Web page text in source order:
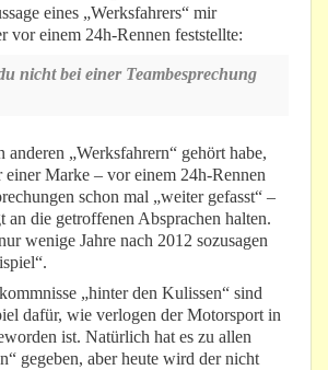
eines „Werksfahrers“ mir
vor einem 24h-Rennen feststellte:
nicht bei einer Teambesprechung
„Werksfahrern“ gehört habe,
einer Marke – vor einem 24h-Rennen
schon mal „weiter gefasst“ –
an die getroffenen Absprachen halten.
wenige Jahre nach 2012 sozusagen
„hinter den Kulissen“ sind
dafür, wie verlogen der Motorsport in
ist. Natürlich hat es zu allen
gegeben, aber heute wird der nicht